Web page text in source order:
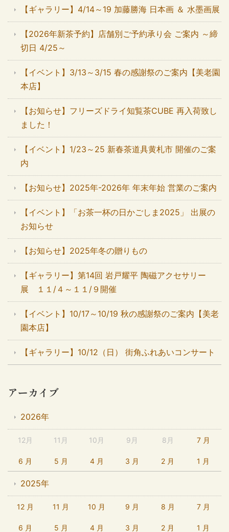
【ギャラリー】4/14～19 加藤勝海 日本画 ＆ 水墨画展
【2026年新茶予約】店舗別ご予約承り会 ご案内 ～締
切日 4/25～
【イベント】3/13～3/15 春の感謝祭のご案内【美老園
本店】
【お知らせ】フリーズドライ知覧茶CUBE 再入荷致し
ました！
【イベント】1/23～25 新春茶道具黄札市 開催のご案
内
【お知らせ】2025年-2026年 年末年始 営業のご案内
【イベント】「お茶一杯の日かごしま2025」 出展の
お知らせ
【お知らせ】2025年冬の贈りもの
【ギャラリー】第14回 岩戸耀平 陶磁アクセサリー
展 １１/４～１１/９開催
【イベント】10/17～10/19 秋の感謝祭のご案内【美老
園本店】
【ギャラリー】10/12（日） 街角ふれあいコンサート
アーカイブ
2026年
12月 11月 10月 9月 8月 7 月
6 月 5 月 4 月 3 月 2 月 1 月
2025年
12 月 11 月 10 月 9 月 8 月 7 月
6 月 5 月 4 月 3 月 2 月 1 月